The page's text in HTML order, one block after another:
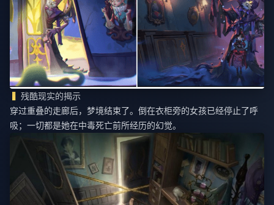
残酷现实的揭示
穿过重叠的走廊后，梦境结束了。倒在衣柜旁的女孩已经停止了呼
吸；一切都是她在中毒死亡前所经历的幻觉。